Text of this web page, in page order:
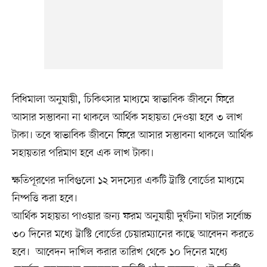
বিধিমালা অনুযায়ী, চিকিৎসার মাধ্যমে স্বাভাবিক জীবনে ফিরে
আসার সম্ভাবনা না থাকলে আর্থিক সহায়তা দেওয়া হবে ৩ লাখ
টাকা। তবে স্বাভাবিক জীবনে ফিরে আসার সম্ভাবনা থাকলে আর্থিক
সহায়তার পরিমাণ হবে এক লাখ টাকা।
ক্ষতিপূরণের দাবিগুলো ১২ সদস্যের একটি ট্রাস্টি বোর্ডের মাধ্যমে
নিষ্পত্তি করা হবে।
আর্থিক সহায়তা পাওয়ার জন্য ফরম অনুযায়ী দুর্ঘটনা ঘটার সর্বোচ্চ
৩০ দিনের মধ্যে ট্রাস্টি বোর্ডের চেয়ারম্যানের কাছে আবেদন করতে
হবে। আবেদন দাখিল করার তারিখ থেকে ১০ দিনের মধ্যে